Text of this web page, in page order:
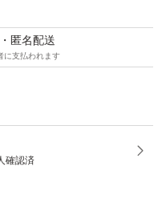
ん。
ながらの野菜作りで、家
匿名配送
に支払われます
確認済